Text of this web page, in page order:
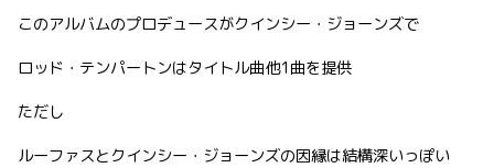
このアルバムのプロデュースがクインシー・ジョーンズで
ロッド・テンパートンはタイトル曲他1曲を提供
ただし
ルーファスとクインシー・ジョーンズの因縁は結構深いっぽい